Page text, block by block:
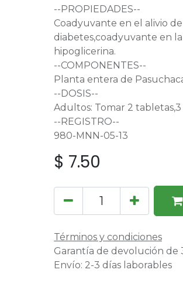
--PROPIEDADES--
Coadyuvante en el alivio
diabetes,coadyuvante en
hipoglicerina.
--COMPONENTES--
Planta entera de
--DOSIS--
Adultos: Tomar 2
--REGISTRO--
980-MNN-05-13
$ 7.50
Términos y condiciones
Garantía de devolución de
Envío: 2-3 días laborables